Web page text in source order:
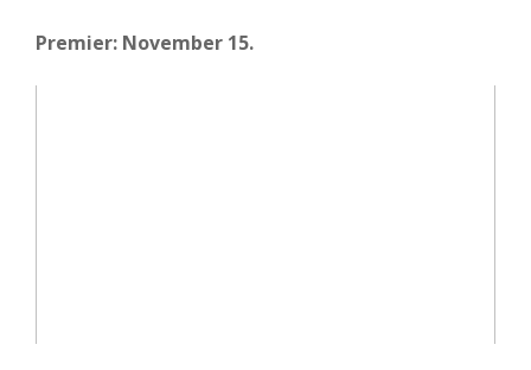
Premier: November 15.